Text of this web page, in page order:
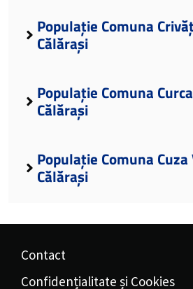
Populație Comuna
Călărași
Populație Comuna
Călărași
Populație Comuna
Călărași
Contact
Confidențialitate și Cookies